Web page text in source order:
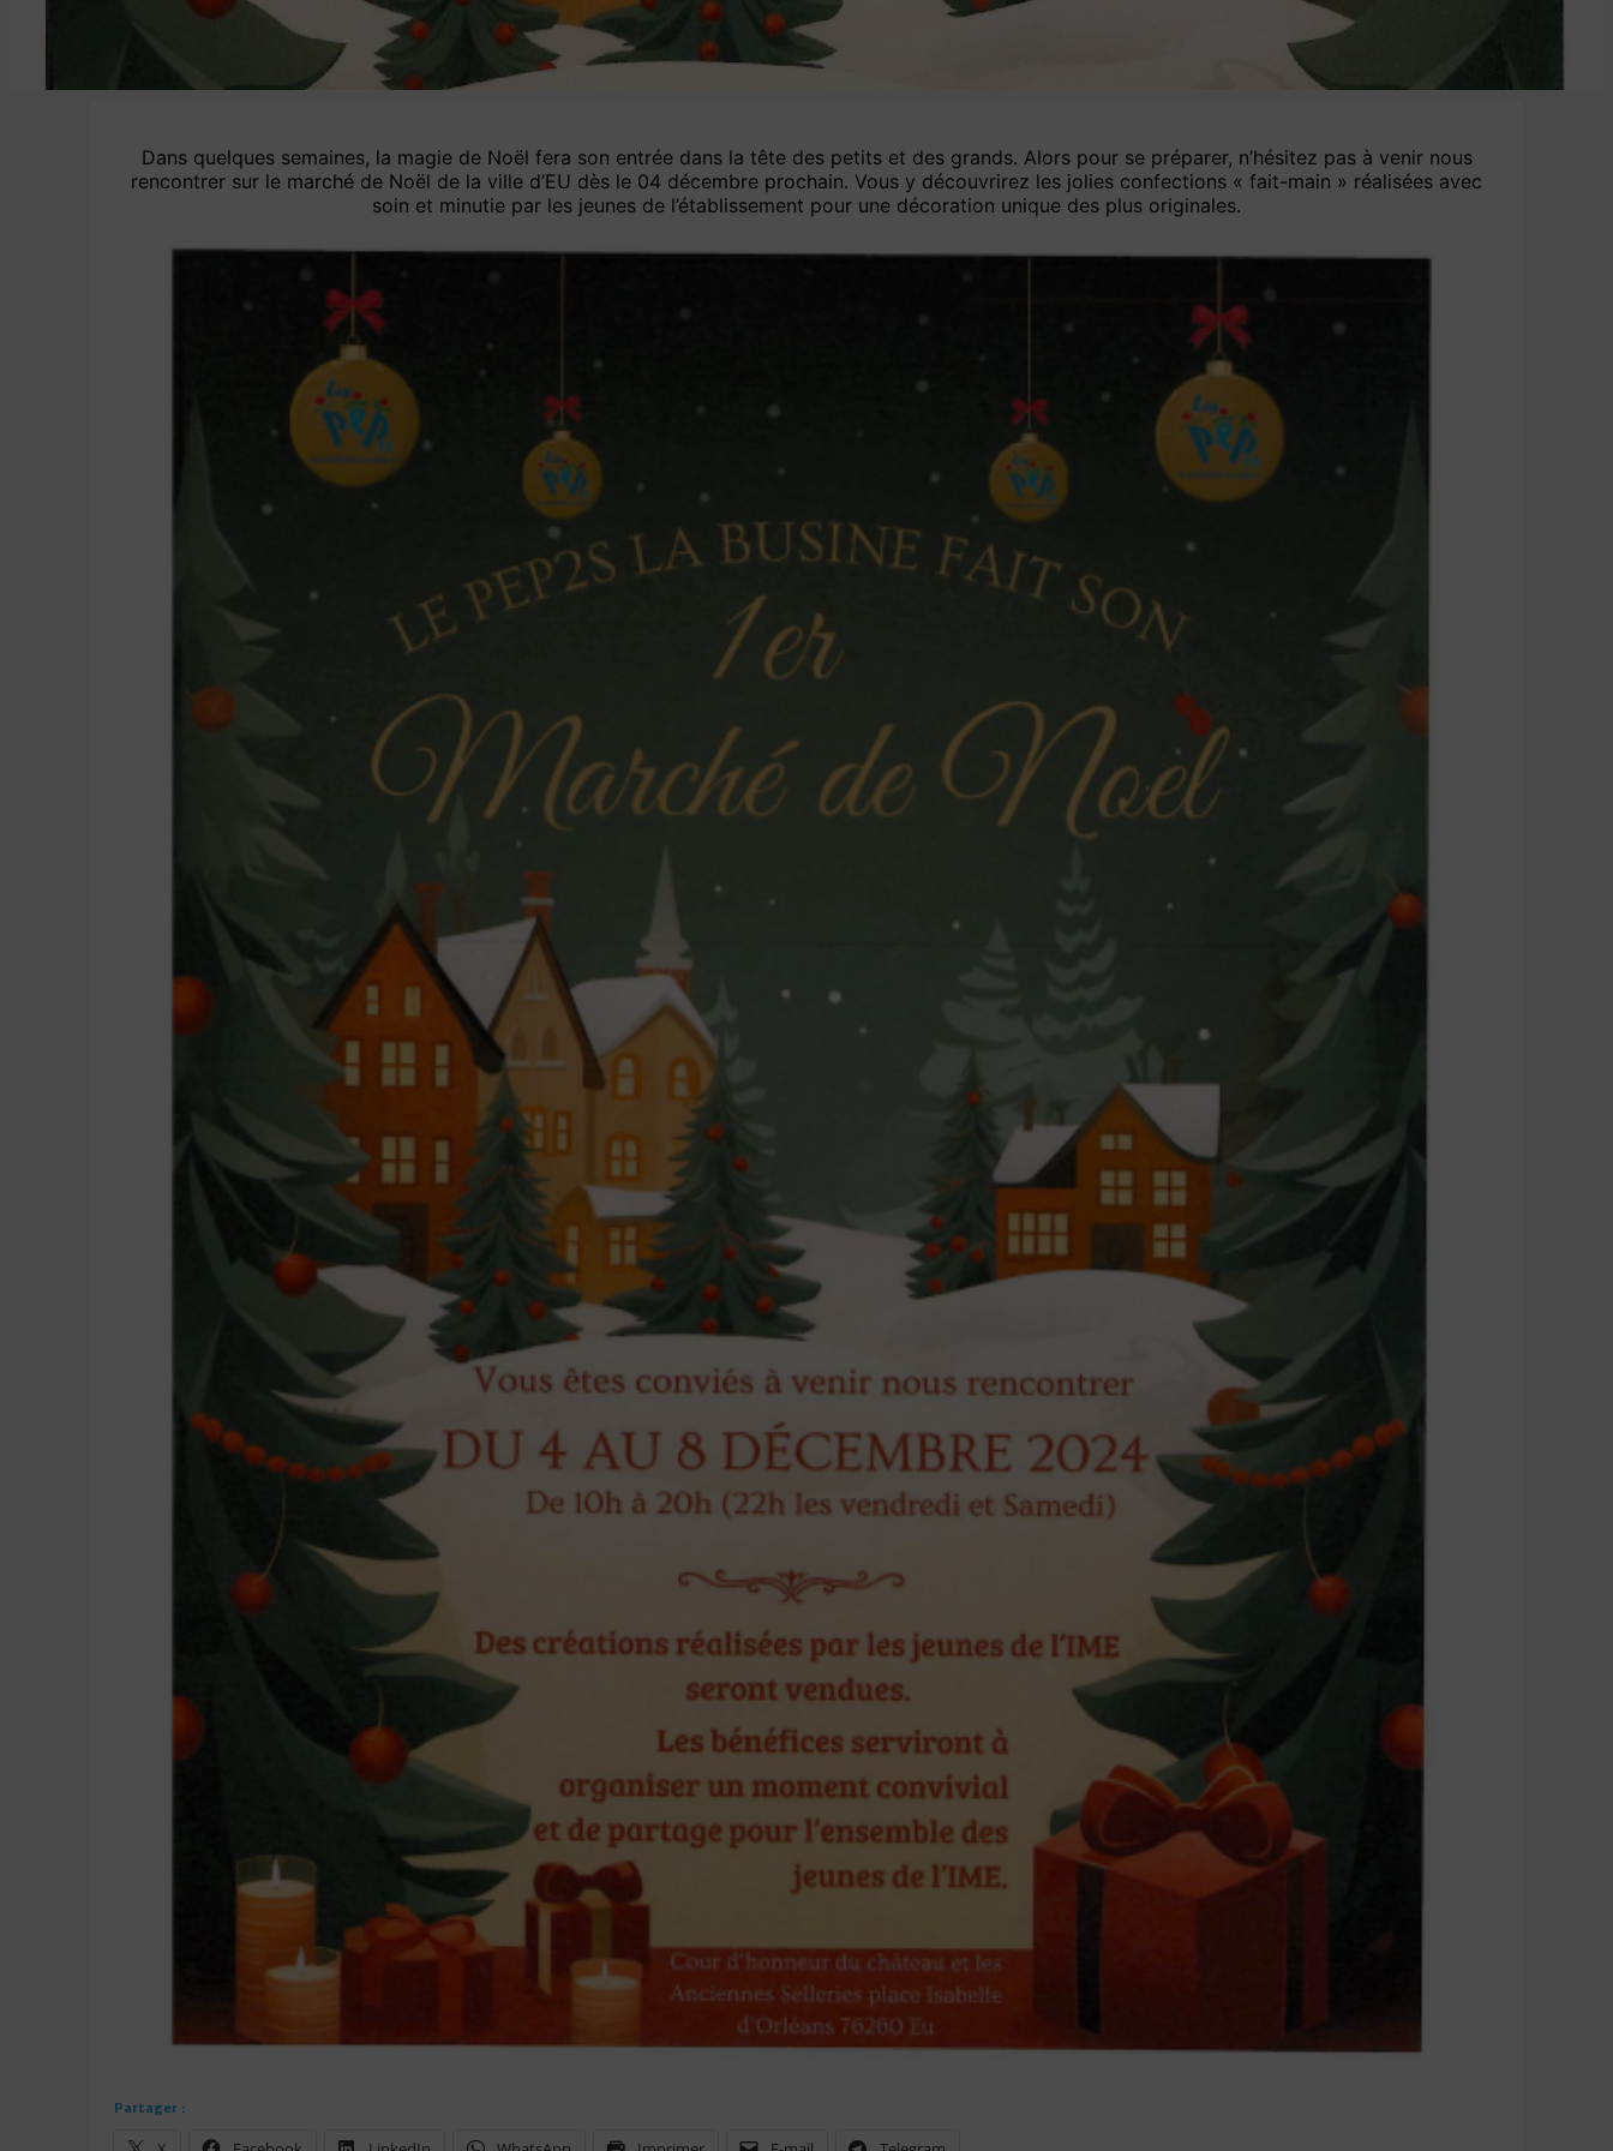
Dans quelques semaines, la magie de Noël fera son entrée dans la tête des petits et des grands. Alors pour se préparer, n’hésitez pas à venir nous
rencontrer sur le marché de Noël de la ville d’EU dès le 04 décembre prochain. Vous y découvrirez les jolies confections « fait-main » réalisées avec
soin et minutie par les jeunes de l’établissement pour une décoration unique des plus originales.
Partager :